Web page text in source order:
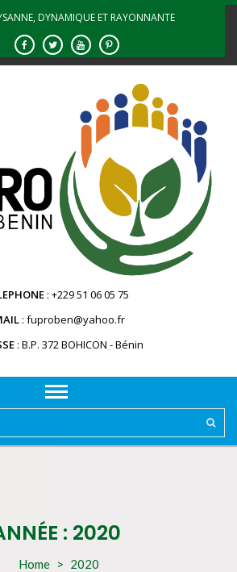
DYNAMIQUE ET RAYONNANTE
+229 51 06 05 75
fuproben@yahoo.fr
B.P. 372 BOHICON - Bénin
: 2020
Home > 2020